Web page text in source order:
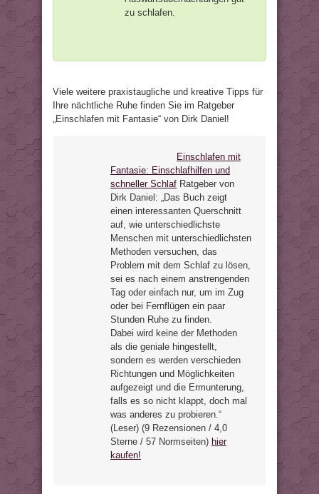
zu schlafen.
Viele weitere praxistaugliche und kreative Tipps für
Ihre nächtliche Ruhe finden Sie im Ratgeber
„Einschlafen mit Fantasie“ von Dirk Daniel!
Einschlafen mit
Fantasie: Einschlafhilfen und
schneller Schlaf Ratgeber von
Dirk Daniel: „Das Buch zeigt
einen interessanten Querschnitt
auf, wie unterschiedlichste
Menschen mit unterschiedlichsten
Methoden versuchen, das
Problem mit dem Schlaf zu lösen,
sei es nach einem anstrengenden
Tag oder einfach nur, um im Zug
oder bei Fernflügen ein paar
Stunden Ruhe zu finden.
Dabei wird keine der Methoden
als die geniale hingestellt,
sondern es werden verschieden
Richtungen und Möglichkeiten
aufgezeigt und die Ermunterung,
falls es so nicht klappt, doch mal
was anderes zu probieren.“
(Leser) (9 Rezensionen / 4,0
Sterne / 57 Normseiten) hier
kaufen!